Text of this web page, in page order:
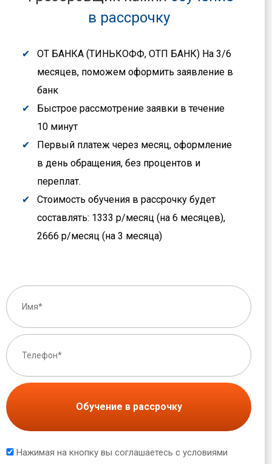
в рассрочку
ОТ БАНКА (ТИНЬКОФФ, ОТП БАНК) На 3/6
месяцев, поможем оформить заявление в
банк
Быстрое рассмотрение заявки в течение
10 минут
Первый платеж через месяц, оформление
в день обращения, без процентов и
переплат.
Стоимость обучения в рассрочку будет
составлять: 1333 р/месяц (на 6 месяцев),
2666 р/месяц (на 3 месяца)
Обучение в рассрочку
Нажимая на кнопку вы соглашаетесь с условиями